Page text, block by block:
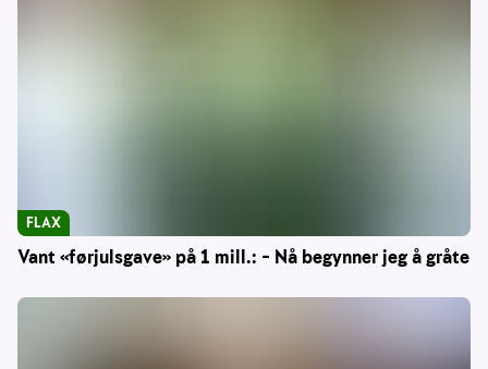
Vant «førjulsgave» på 1 mill.: – Nå begynner jeg å gråte
FLAX